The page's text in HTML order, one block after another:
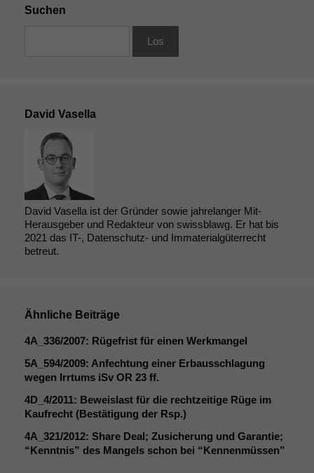
Suchen
David Vasella
David Vasella ist der Gründer sowie jahrelanger Mit-
Herausgeber und Redakteur von swissblawg. Er hat bis
2021 das IT-, Datenschutz- und Immaterialgüterrecht
betreut.
Ähnliche Beiträge
4A_336/2007: Rügefrist für einen Werkmangel
5A_594/2009: Anfechtung einer Erbausschlagung
wegen Irrtums iSv OR 23 ff.
4D_4/2011: Beweislast für die rechtzeitige Rüge im
Kaufrecht (Bestätigung der Rsp.)
4A_321/2012: Share Deal; Zusicherung und Garantie;
“Kenntnis” des Mangels schon bei “Kennenmüssen”